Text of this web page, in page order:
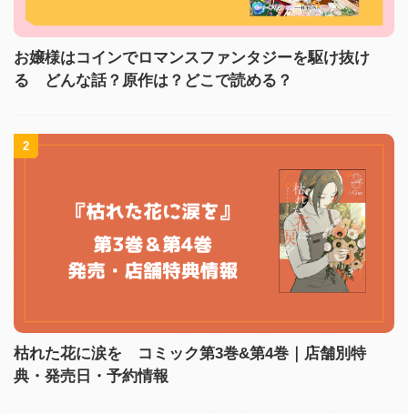
お嬢様はコインでロマンスファンタジーを駆け抜け
る どんな話？原作は？どこで読める？
2
枯れた花に涙を コミック第3巻&第4巻｜店舗別特
典・発売日・予約情報